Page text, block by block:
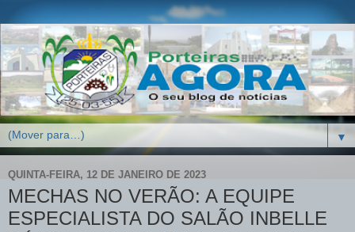
▼
QUINTA-FEIRA, 12 DE JANEIRO DE 2023
MECHAS NO VERÃO: A EQUIPE
ESPECIALISTA DO SALÃO INBELLE